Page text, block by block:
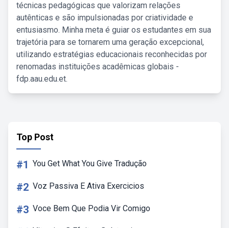
técnicas pedagógicas que valorizam relações
autênticas e são impulsionadas por criatividade e
entusiasmo. Minha meta é guiar os estudantes em sua
trajetória para se tornarem uma geração excepcional,
utilizando estratégias educacionais reconhecidas por
renomadas instituições acadêmicas globais -
fdp.aau.edu.et.
Top Post
#1 You Get What You Give Tradução
#2 Voz Passiva E Ativa Exercicios
#3 Voce Bem Que Podia Vir Comigo